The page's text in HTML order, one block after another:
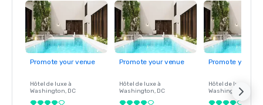
des 15 meilleurs hôtels de villégiature de Californie et l'un
des 25 meilleurs hôtels gagnants pour les « complexes
hôteliers américains parfaits pour les familles »
Prix du meilleur hôtel de Santa Barbara pour le California
Wine Spectator's 2020 Restaurant Awards — Caruso's a
Promote your venue
Hôtel de luxe à
Washington, DC
Promote your venue
Hôtel de luxe à
Washington, DC
Promote your
Hôtel de luxe à
Washington